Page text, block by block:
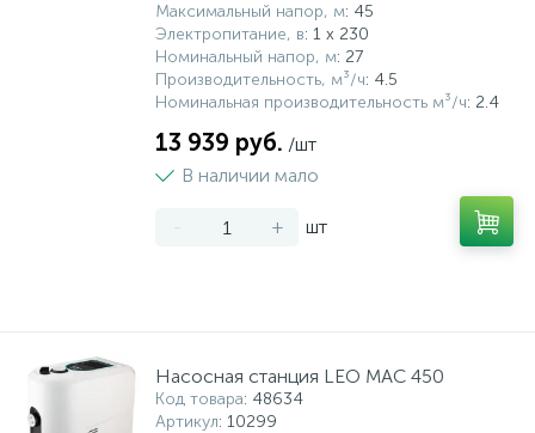
Максимальный напор, м: 45
Электропитание, в: 1 x 230
Номинальный напор, м: 27
Производительность, м³/ч: 4.5
Номинальная производительность м³/ч: 2.4
13 939 руб. /шт
В наличии мало
- + шт
Насосная станция LEO MAC 450
Код товара: 48634
Артикул: 10299